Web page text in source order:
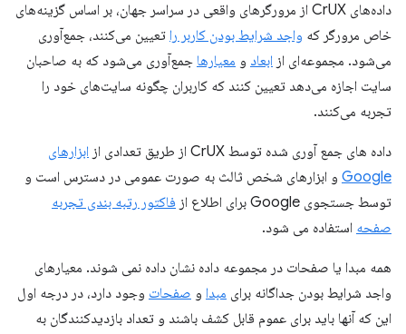
داده‌های CrUX از مرورگرهای واقعی در سراسر جهان، بر اساس گزینه‌های
خاص مرورگر که واجد شرایط بودن کاربر را تعیین می‌کنند، جمع‌آوری
می‌شود. مجموعه‌ای از ابعاد و معیارها جمع‌آوری می‌شود که به صاحبان
سایت اجازه می‌دهد تعیین کنند که کاربران چگونه سایت‌های خود را
تجربه می‌کنند.
داده های جمع آوری شده توسط CrUX از طریق تعدادی از
ابزارهای
Google و ابزارهای شخص ثالث به صورت عمومی در دسترس است و
توسط جستجوی Google برای اطلاع از
فاکتور رتبه بندی تجربه
صفحه استفاده می شود.
همه مبدا یا صفحات در مجموعه داده نشان داده نمی شوند. معیارهای
واجد شرایط بودن جداگانه برای مبدا و صفحات وجود دارد، در درجه اول
این که آنها باید برای عموم قابل کشف باشند و تعداد بازدیدکنندگان به